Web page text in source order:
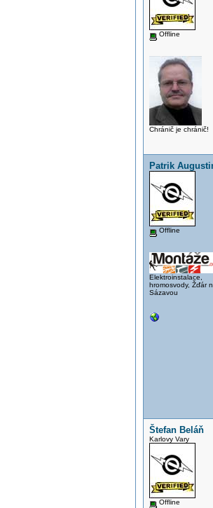
Offline
Chránič je chránič!
Patrik
Offline
Elektroinstalace,
hromosvody, Žďár
Sázavou
Štefan Beláň
Karlovy Vary
Offline